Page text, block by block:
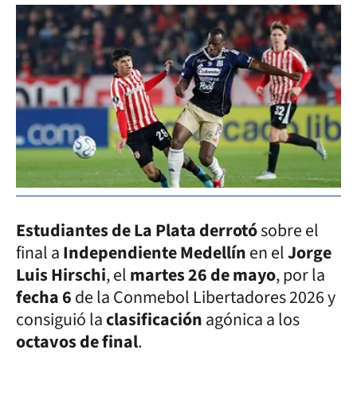
Estudiantes de La Plata derrotósobre el
final aIndependiente Medellínen elJorge
Luis Hirschi, elmartes 26 de mayo, por la
fecha 6de la Conmebol Libertadores 2026 y
consiguió laclasificaciónagónica a los
octavos de final.